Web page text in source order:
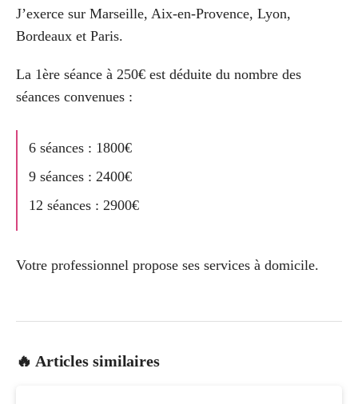
J’exerce sur Marseille, Aix-en-Provence, Lyon,
Bordeaux et Paris.
La 1ère séance à 250€ est déduite du nombre des
séances convenues :
6 séances : 1800€
9 séances : 2400€
12 séances : 2900€
Votre professionnel propose ses services à domicile.
🔥 Articles similaires